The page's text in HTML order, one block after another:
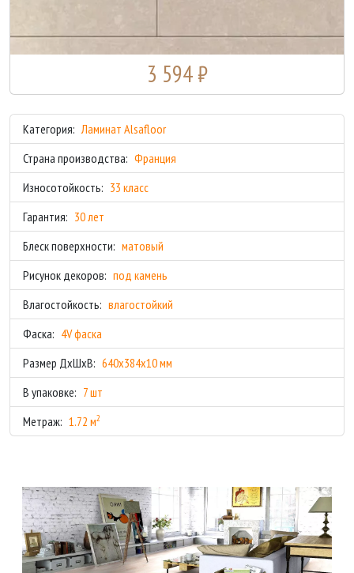
3 594 ₽
Категория: Ламинат Alsafloor
Страна производства: Франция
Износотойкость: 33 класс
Гарантия: 30 лет
Блеск поверхности: матовый
Рисунок декоров: под камень
Влагостойкость: влагостойкий
Фаска: 4V фаска
Размер ДхШхВ: 640x384x10 мм
В упаковке: 7 шт
Метраж: 1.72 м2